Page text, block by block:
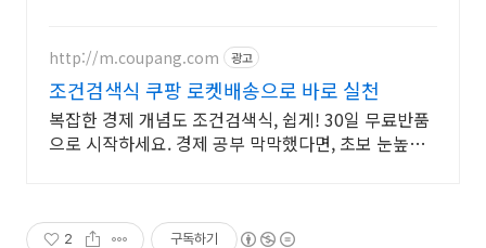
http://m.coupang.com 광고
조건검색식 쿠팡 로켓배송으로 바로 실천
복잡한 경제 개념도 조건검색식, 쉽게! 30일 무료반품
으로 시작하세요. 경제 공부 막막했다면, 초보 눈높이
2 구독하기